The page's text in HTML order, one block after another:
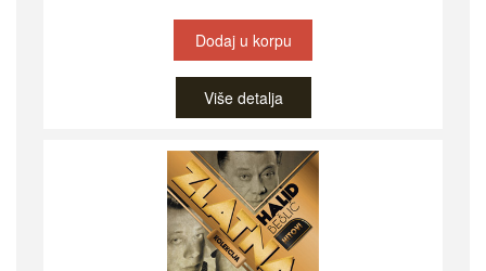
Dodaj u korpu
Više detalja